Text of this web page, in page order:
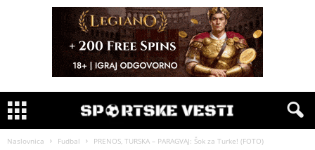
Naslovnica Fudbal PRENOS, TURSKA – PARAGVAJ: Šok za Turke! (FOTO)